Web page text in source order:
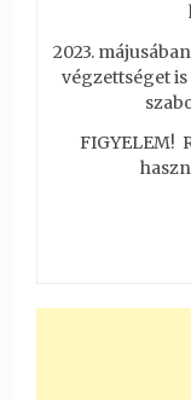
2023.
végzettséget
FIGYELEM!